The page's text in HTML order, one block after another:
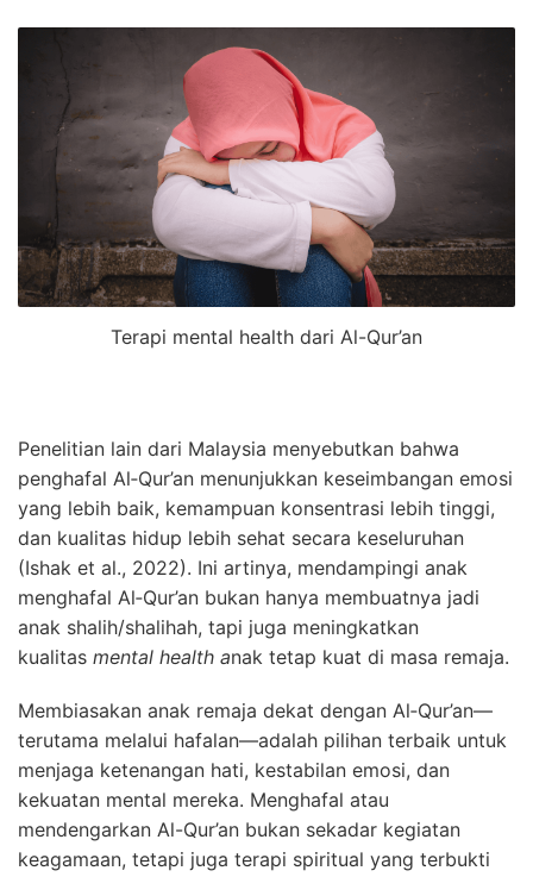
Terapi mental health dari Al-Qur’an
Penelitian lain dari Malaysia menyebutkan bahwa
penghafal Al‑Qur’an menunjukkan keseimbangan emosi
yang lebih baik, kemampuan konsentrasi lebih tinggi,
dan kualitas hidup lebih sehat secara keseluruhan
(Ishak et al., 2022). Ini artinya, mendampingi anak
menghafal Al‑Qur’an bukan hanya membuatnya jadi
anak shalih/shalihah, tapi juga meningkatkan
kualitas mental health anak tetap kuat di masa remaja.
Membiasakan anak remaja dekat dengan Al‑Qur’an—
terutama melalui hafalan—adalah pilihan terbaik untuk
menjaga ketenangan hati, kestabilan emosi, dan
kekuatan mental mereka. Menghafal atau
mendengarkan Al-Qur’an bukan sekadar kegiatan
keagamaan, tetapi juga terapi spiritual yang terbukti